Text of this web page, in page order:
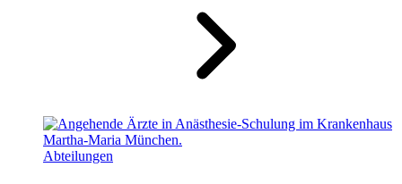
Abteilungen